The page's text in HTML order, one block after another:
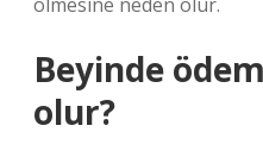
Beyinde
olur?